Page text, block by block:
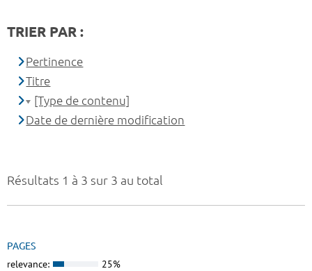
Résultats 1 à 3 sur 3 au total
PAGES
relevance: 25%
TRIER PAR :
Pertinence
Titre
[Type de contenu]
Date de dernière modification